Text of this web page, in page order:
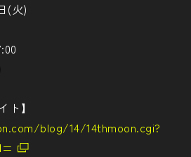
(火)
ト】
blog/14/14thmoon.cgi?